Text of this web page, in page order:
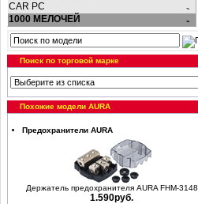
CAR PC
1000 МЕЛОЧЕЙ
Поиск по торговой марке
Похожие модели AURA
Предохранители AURA
Держатель предохранителя AURA FHM-3148
1.590руб.